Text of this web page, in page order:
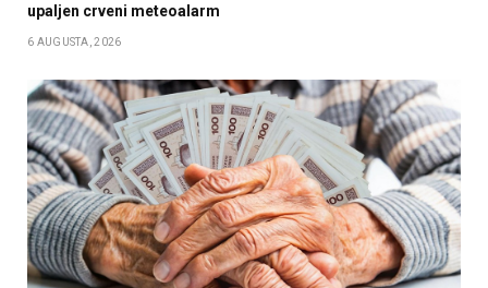
upaljen crveni meteoalarm
6 AUGUSTA, 2026